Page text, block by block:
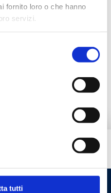
fornito loro o che hanno
servizi.
tutti